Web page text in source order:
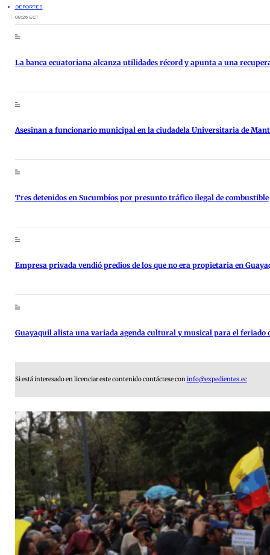
DEPORTES
08:26 ECT
La banca ecuatoriana alcanza utilidades récord y apunta a una
Asesinan a funcionario municipal en la ciudadela Universitaria de
Tres detenidos en Sucumbíos por presunto tráfico ilegal de combustible
Empresa privada vendió predios de los que no era propietaria en
Guayaquil alista una variada agenda cultural y musical para el feriado
Si está interesado en licenciar este contenido contáctese coninfo@expedientes.ec